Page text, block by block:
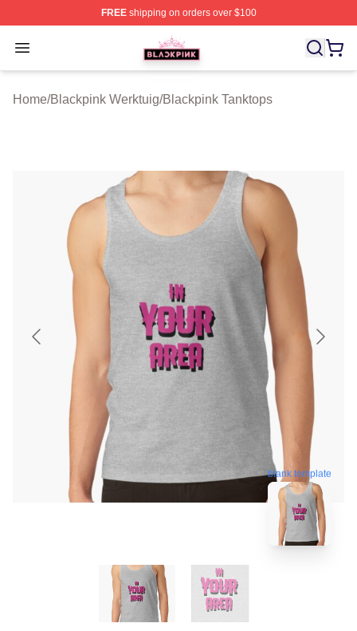
FREEshipping on orders over $100
Open menu
BLACKPINK Shop - Official BLACKPINK Merchandise
Home/Blackpink Werktuig/Blackpink Tanktops
blank template